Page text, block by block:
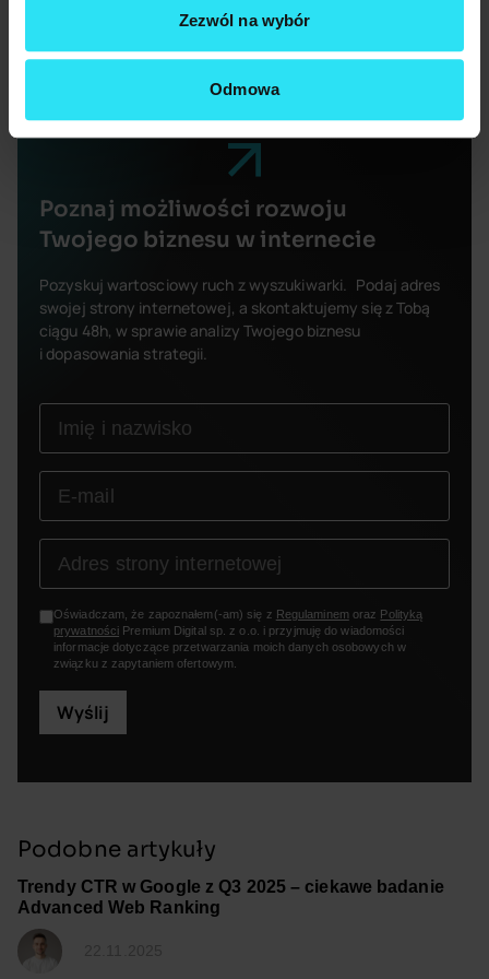
Zezwól na wybór
Odmowa
Poznaj możliwości rozwoju
Twojego biznesu w internecie
Pozyskuj wartosciowy ruch z wyszukiwarki. Podaj adres
swojej strony internetowej, a skontaktujemy się z Tobą
ciągu 48h, w sprawie analizy Twojego biznesu
i dopasowania strategii.
Oświadczam, że zapoznałem(-am) się z Regulaminemoraz Polityką
prywatności Premium Digital sp. z o.o. i przyjmuję do wiadomości
informacje dotyczące przetwarzania moich danych osobowych w
związku z zapytaniem ofertowym.
Wyślij
Podobne artykuły
Trendy CTR w Google z Q3 2025 – ciekawe badanie
Advanced Web Ranking